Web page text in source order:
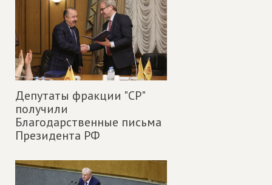
Депутаты фракции "СР"
получили
Благодарственные письма
Президента РФ